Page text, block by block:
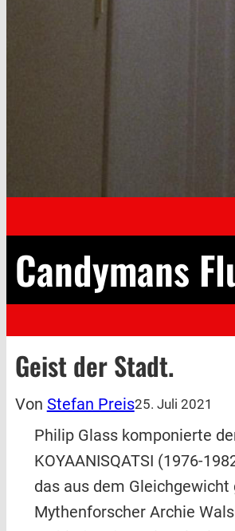
Candymans
Geist der Stadt.
Von Stefan Preis25. Juli 2021
Philip Glass komponierte
KOYAANISQATSI (1976-
das aus dem Gleichgewicht
Mythenforscher Archie